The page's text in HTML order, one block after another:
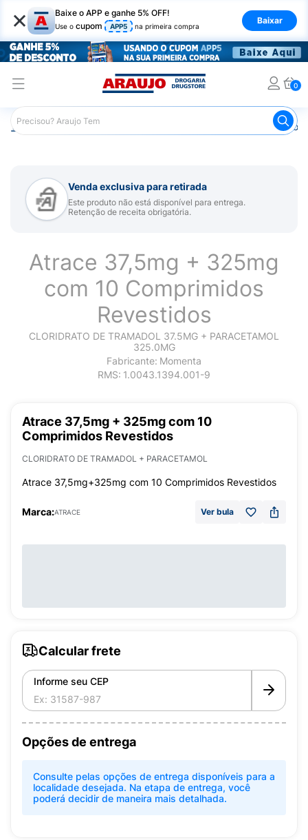
× Baixe o APP e ganhe 5% OFF!
Use o cupom APP5 na primeira compra
Baixar
0
Araujo Medicamentos Remédio
Venda exclusiva para retirada
Este produto não está disponível para entrega.
Retenção de receita obrigatória.
Atrace 37,5mg + 325mg
com 10 Comprimidos
Revestidos
CLORIDRATO DE TRAMADOL 37.5MG + PARACETAMOL
325.0MG
Fabricante: Momenta
RMS: 1.0043.1394.001-9
Atrace 37,5mg + 325mg com 10
Comprimidos Revestidos
CLORIDRATO DE TRAMADOL + PARACETAMOL
Atrace 37,5mg+325mg com 10 Comprimidos Revestidos
Marca:ATRACE Ver bula
Calcular frete
Informe seu CEP
Opções de entrega
Consulte pelas opções de entrega disponíveis para a
localidade desejada. Na etapa de entrega, você
poderá decidir de maneira mais detalhada.